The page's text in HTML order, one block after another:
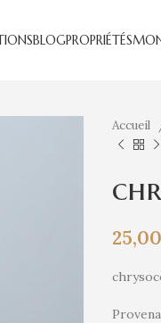
BLOGPROPRIÉTÉS
Accueil
25,00